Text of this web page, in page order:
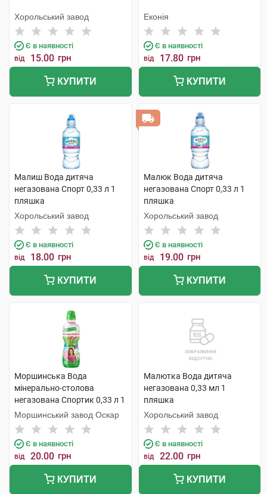
Хорольський завод
Є в наявності
від 15.00 грн
КУПИТИ
Еконія
Є в наявності
від 17.80 грн
КУПИТИ
Малиш Вода дитяча
негазована Спорт 0,33 л 1
пляшка
Хорольський завод
Є в наявності
від 18.00 грн
КУПИТИ
Малюк Вода дитяча
негазована Спорт 0,33 л 1
пляшка
Хорольський завод
Є в наявності
від 19.00 грн
КУПИТИ
Моршинська Вода
мінерально-столова
негазована Спортик 0,33 л 1
пляшка
Моршинський завод Оскар
Є в наявності
від 20.00 грн
КУПИТИ
Малютка Вода дитяча
негазована 0,33 мл 1
пляшка
Хорольський завод
Є в наявності
від 22.00 грн
КУПИТИ